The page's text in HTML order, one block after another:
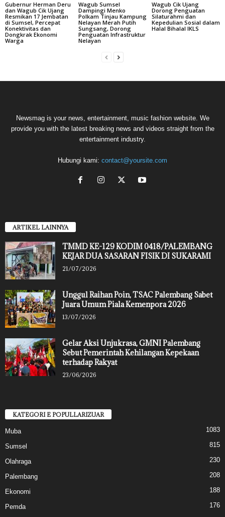
Gubernur Herman Deru
dan Wagub Cik Ujang
Resmikan 17 Jembatan
di Sumsel, Percepat
Konektivitas dan
Dongkrak Ekonomi
Warga
Wagub Sumsel
Dampingi Menko
Polkam Tinjau Kampung
Nelayan Merah Putih
Sungsang, Dorong
Penguatan Infrastruktur
Nelayan
Wagub Cik Ujang
Dorong Penguatan
Silaturahmi dan
Kepedulian Sosial dalam
Halal Bihalal IKLS
Newsmag is your news, entertainment, music fashion website. We
provide you with the latest breaking news and videos straight from the
entertainment industry.
Hubungi kami: contact@yoursite.com
ARTIKEL LAINNYA
TMMD KE-129 KODIM 0418/PALEMBANG
KEJAR DUA SASARAN FISIK DI SUKARAMI
21/07/2026
Unggul Raihan Poin, TSAC Palembang Sabet
Juara Umum Piala Kemenpora 2026
13/07/2026
Gelar Aksi Unjukrasa, GMNI Palembang
Sebut Pemerintah Kehilangan Kepekaan
terhadap Rakyat
23/06/2026
KATEGORI E POPULLARIZUAR
Muba 1083
Sumsel 815
Olahraga 230
Palembang 208
Ekonomi 188
Pemda 176